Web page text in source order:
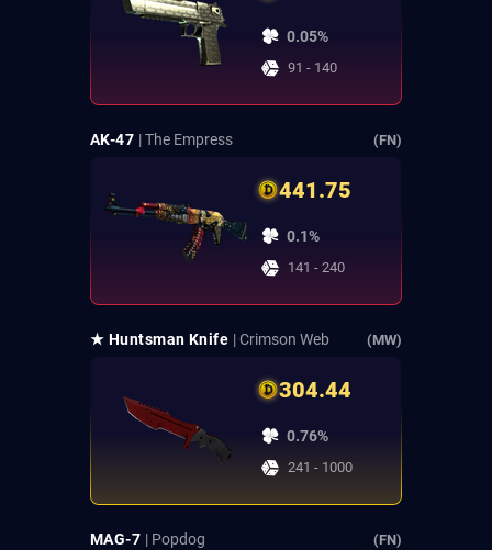
0.05%
91 - 140
AK-47 | The Empress (FN)
441.75
0.1%
141 - 240
★ Huntsman Knife | Crimson Web (MW)
304.44
0.76%
241 - 1000
MAG-7 | Popdog (FN)